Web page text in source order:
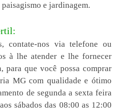
e jardinagem.
contate-nos via telefone ou
à lhe atender e lhe fornecer
para que você possa comprar
MG com qualidade e ótimo
de segunda a sexta feira
sábados das 08:00 as 12:00